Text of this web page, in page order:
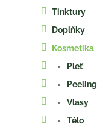
Tinktury
Doplňky
Kosmetika
Pleť
Peeling
Vlasy
Tělo